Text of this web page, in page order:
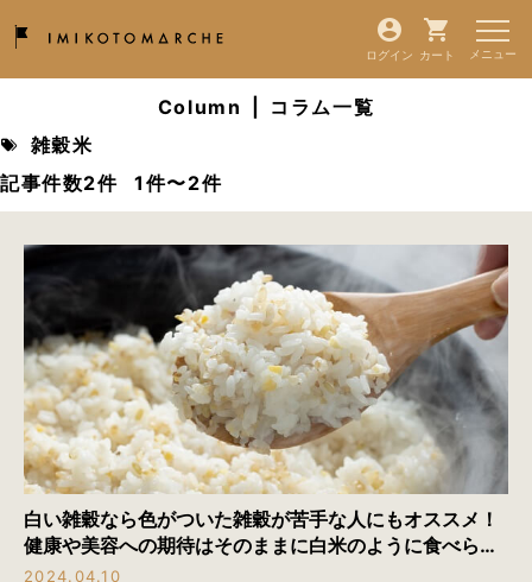
ログイン カート
Column
コラム一覧
雑穀米
記事件数2件
1件〜2件
白い雑穀なら色がついた雑穀が苦手な人にもオススメ！
健康や美容への期待はそのままに白米のように食べられ
る雑穀米
2024.04.10